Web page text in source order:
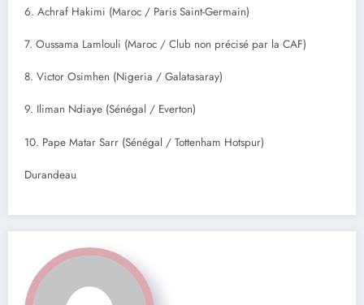
6. Achraf Hakimi (Maroc / Paris Saint-Germain)
7. Oussama Lamlouli (Maroc / Club non précisé par la CAF)
8. Victor Osimhen (Nigeria / Galatasaray)
9. Iliman Ndiaye (Sénégal / Everton)
10. Pape Matar Sarr (Sénégal / Tottenham Hotspur)
Durandeau